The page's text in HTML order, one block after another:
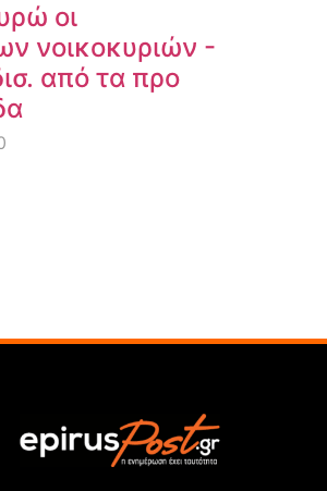
οι
νοικοκυριών -
από τα προ